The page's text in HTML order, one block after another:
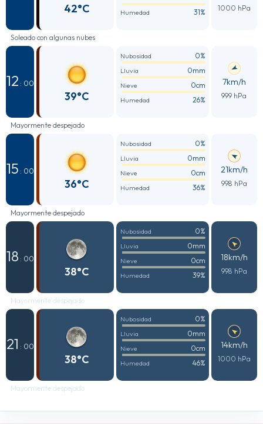
42°C Humedad 31% 1000 hPa
Soleado con algunas nubes
12 : 00
39°C
Nubosidad 0%
Lluvia 0mm
Nieve 0cm
Humedad 26%
7km/h
999 hPa
Mayormente despejado
15 : 00
36°C
Nubosidad 0%
Lluvia 0mm
Nieve 0cm
Humedad 36%
21km/h
998 hPa
Mayormente despejado
18 : 00
38°C
Nubosidad 0%
Lluvia 0mm
Nieve 0cm
Humedad 39%
18km/h
998 hPa
Mayormente despejado
21 : 00
38°C
Nubosidad 0%
Lluvia 0mm
Nieve 0cm
Humedad 46%
14km/h
1000 hPa
Mayormente despejado